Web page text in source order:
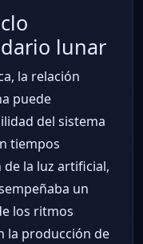
lunar
la relación
puede
del sistema
tiempos
la luz artificial,
un
los ritmos
la producción de